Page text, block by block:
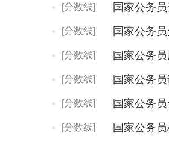
[分数线] 国家公务
[分数线] 国家公务
[分数线] 国家公务
[分数线] 国家公务
[分数线] 国家公务
[分数线] 国家公务